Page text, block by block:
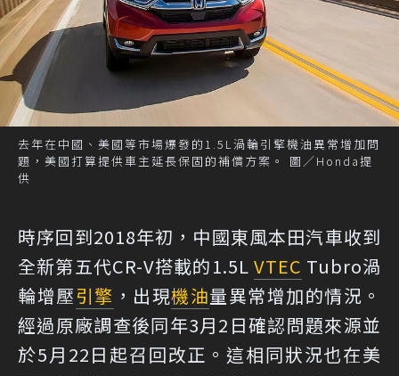
去年在中國、美國等市場爆發的1.5L渦輪引擎機油異常增加問
題，美國打算提供車主延長保固的補償方案。 圖／Honda提
供
時序回到2018年初，中國東風本田汽車收到
全新第五代CR-V搭載的1.5L VTEC Tubro渦
輪增壓引擎 ，出現機油量異常增加的情況。
經過原廠調查後同年3月2日確認問題來源並
於5月22日起召回改正。這相同狀況也在美